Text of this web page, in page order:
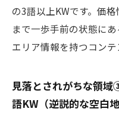
の3語以上KWです。価
まで一歩手前の状態に
エリア情報を持つコンテ
見落とされがちな領
語KW（逆説的な空白地